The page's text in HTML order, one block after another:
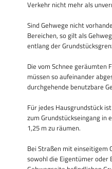
Verkehr nicht mehr als
Sind Gehwege nicht
Bereichen, so gilt als
entlang der
Die vom Schnee geräumten
müssen so aufeinander
durchgehende benutzbare
Für jedes Hausgrundstück
zum Grundstückseingang in
1,25 m zu räumen.
Bei Straßen mit einseitigem
sowohl die Eigentümer oder